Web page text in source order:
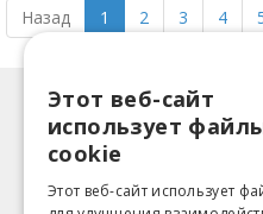
Назад 1 2 3 4
Этот веб-сайт
использует
cookie
Этот веб-сайт использует